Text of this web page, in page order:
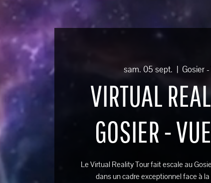
sam. 05 sept.
  |
Gosier
VIRTUAL
GOSIER -
Le Virtual Reality Tour fait escale au
dans un cadre exceptionnel face à la